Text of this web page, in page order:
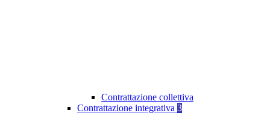
Contrattazione collettiva
Contrattazione integrativa 3